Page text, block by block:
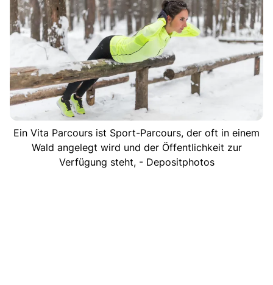
Ein Vita Parcours ist Sport-Parcours, der oft in einem
Wald angelegt wird und der Öffentlichkeit zur
Verfügung steht, - Depositphotos